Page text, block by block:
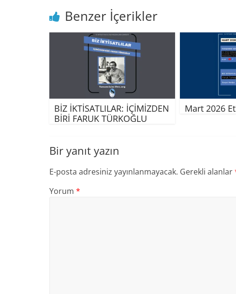
Benzer İçerikler
BİZ İKTİSATLILAR: İÇİMİZDEN
BİRİ FARUK TÜRKOĞLU
Mart 2026
Bir yanıt yazın
E-posta adresiniz yayınlanmayacak. Gerekli alanlar
Yorum *